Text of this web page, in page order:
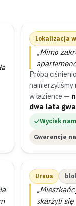
Lokalizacja
„Mimo
Próbą
namierzyliśmy
w łazience —
dwa lata
Wyciek
Gwarancja na
Ursus
skarżyli się